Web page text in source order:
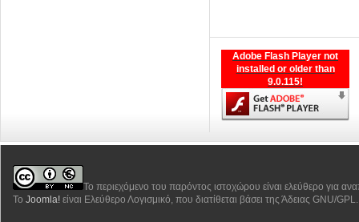
Adobe Flash Player not
installed or older than
9.0.115!
Το περιεχόμενο του παρόντος ιστοχώρου είναι ελεύθερο για
Το Joomla! είναι Ελεύθερο Λογισμικό, που διατίθεται βάσει της Άδειας GNU/